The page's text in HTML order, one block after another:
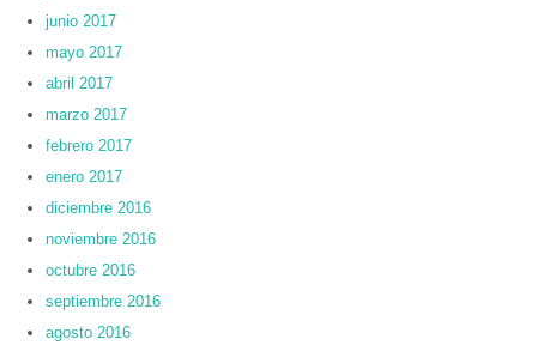
junio 2017
mayo 2017
abril 2017
marzo 2017
febrero 2017
enero 2017
diciembre 2016
noviembre 2016
octubre 2016
septiembre 2016
agosto 2016